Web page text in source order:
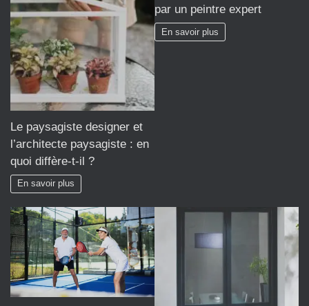
Le paysagiste designer et
l’architecte paysagiste : en
quoi diffère-t-il ?
En savoir plus
par un peintre expert
En savoir plus